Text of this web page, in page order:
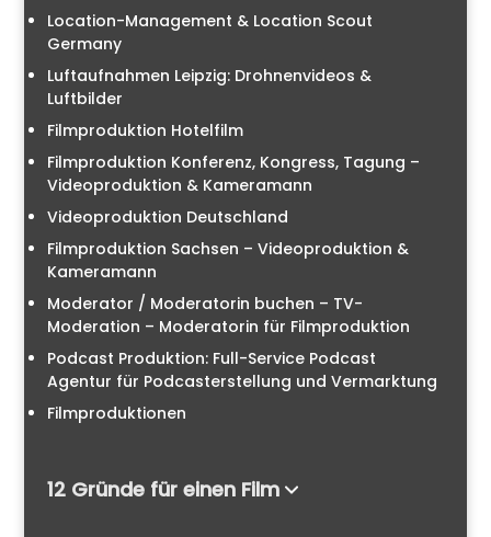
Location-Management & Location Scout
Germany
Luftaufnahmen Leipzig: Drohnenvideos &
Luftbilder
Filmproduktion Hotelfilm
Filmproduktion Konferenz, Kongress, Tagung –
Videoproduktion & Kameramann
Videoproduktion Deutschland
Filmproduktion Sachsen – Videoproduktion &
Kameramann
Moderator / Moderatorin buchen – TV-
Moderation – Moderatorin für Filmproduktion
Podcast Produktion: Full-Service Podcast
Agentur für Podcasterstellung und Vermarktung
Filmproduktionen
12 Gründe für einen Film